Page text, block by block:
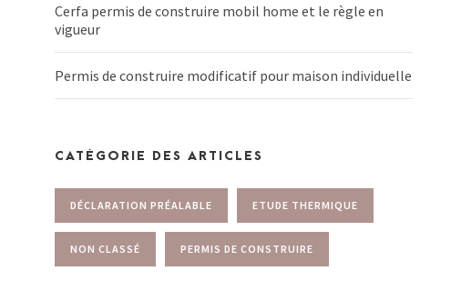
Cerfa permis de construire mobil home et le règle en
vigueur
Permis de construire modificatif pour maison individuelle
CATÉGORIE DES ARTICLES
DÉCLARATION PRÉALABLE ETUDE THERMIQUE
NON CLASSÉ PERMIS DE CONSTRUIRE